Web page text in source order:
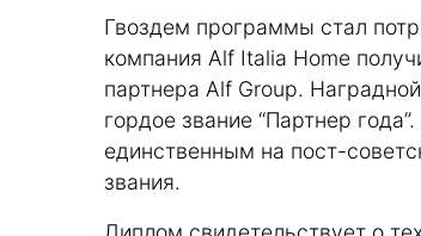
Гвоздем программы стал
компания Alf Italia Home
партнера Alf Group.
гордое звание “Партнер
единственным на пост-
звания.